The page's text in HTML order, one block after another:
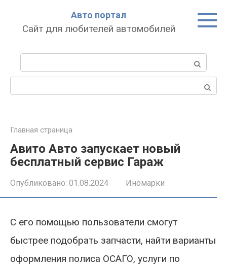
Авто портал
Сайт для любителей автомобилей
Главная страница
Авито Авто запускает новый
бесплатный сервис Гараж
Опубликовано: 01.08.2024 Иномарки
С его помощью пользователи смогут
быстрее подобрать запчасти, найти варианты
оформления полиса ОСАГО, услуги по